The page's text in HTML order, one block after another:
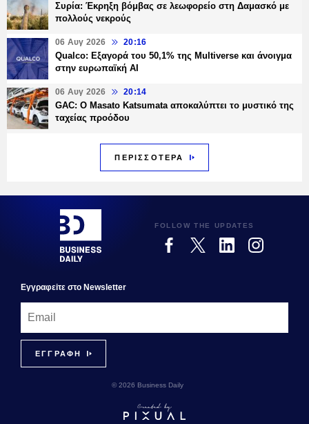
Συρία: Έκρηξη βόμβας σε λεωφορείο στη Δαμασκό με
πολλούς νεκρούς
06 Αυγ 2026 20:16
Qualco: Εξαγορά του 50,1% της Multiverse και άνοιγμα
στην ευρωπαϊκή AI
06 Αυγ 2026 20:14
GAC: Ο Masato Katsumata αποκαλύπτει το μυστικό της
ταχείας προόδου
ΠΕΡΙΣΣΟΤΕΡΑ
FOLLOW THE UPDATES
Εγγραφεiτε στο Newsletter
© 2026 Business Daily